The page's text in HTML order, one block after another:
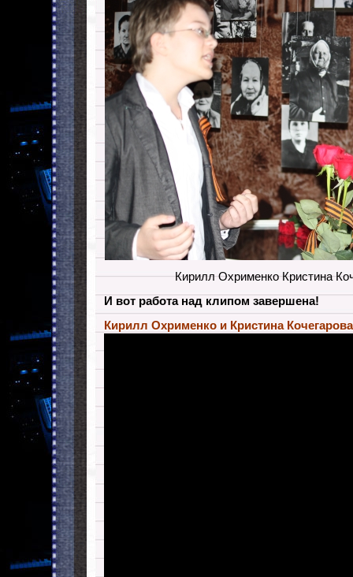
Кирилл Охрименко Кристина
И вот работа над клипом завершена!
Кирилл Охрименко и Кристина